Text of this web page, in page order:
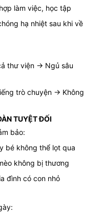
làm việc, học tập
hạ nhiệt sau khi về
thư viện → Ngủ sâu
trò chuyện → Không
TUYỆT ĐỐI
bảo:
bé không thể lọt qua
không bị thương
đình có con nhỏ